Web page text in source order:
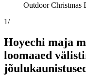
Outdoor Christmas
1/
Hoyechi maja
loomaaed